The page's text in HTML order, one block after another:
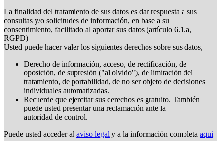
La finalidad del tratamiento de sus datos es dar respuesta a sus
consultas y/o solicitudes de información, en base a su
consentimiento, facilitado al aportar sus datos (artículo 6.1.a,
RGPD)
Usted puede hacer valer los siguientes derechos sobre sus datos,
Derecho de información, acceso, de rectificación, de
oposición, de supresión ("al olvido"), de limitación del
tratamiento, de portabilidad, de no ser objeto de decisiones
individuales automatizadas.
Recuerde que ejercitar sus derechos es gratuito. También
puede usted presentar una reclamación ante la
autoridad de control.
Puede usted acceder al aviso legal y a la información completa aqui